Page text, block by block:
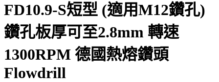
FD10.9-S短型 (適用M12鑽孔)
鑽孔板厚可至2.8mm 轉速
1300RPM 德國熱熔鑽頭
Flowdrill